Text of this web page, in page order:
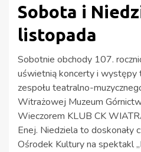
Sobota i
listopada
Sobotnie obchody 107.
uświetnią koncerty i
zespołu teatralno-
Witrażowej Muzeum
Wieczorem KLUB CK
Enej. Niedziela to doskonały
Ośrodek Kultury na spektakl